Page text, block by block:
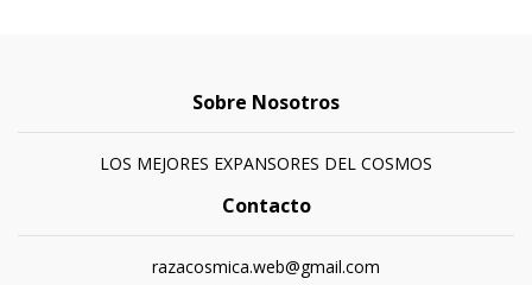
Sobre Nosotros
LOS MEJORES EXPANSORES DEL COSMOS
Contacto
razacosmica.web@gmail.com